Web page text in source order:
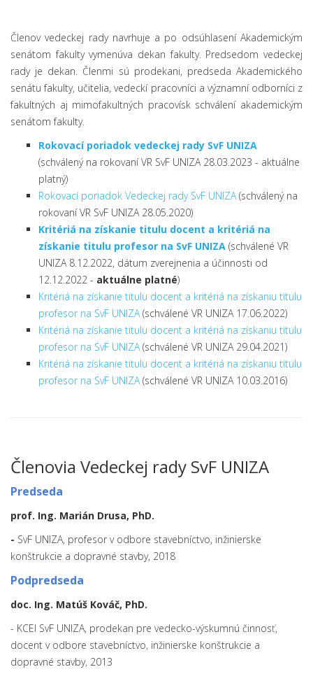
Členov vedeckej rady navrhuje a po odsúhlasení Akademickým
senátom fakulty vymenúva dekan fakulty. Predsedom vedeckej
rady je dekan. Členmi sú prodekani, predseda Akademického
senátu fakulty, učitelia, vedeckí pracovníci a významní odborníci z
fakultných aj mimofakultných pracovísk schválení akademickým
senátom fakulty.
Rokovací poriadok vedeckej rady SvF UNIZA
(schválený na rokovaní VR SvF UNIZA 28.03.2023 - aktuálne
platný)
Rokovací poriadok Vedeckej rady SvF UNIZA(schválený na
rokovaní VR SvF UNIZA 28.05.2020)
Kritériá na získanie titulu docent a kritériá na
získanie titulu profesor na SvF UNIZA (schválené VR
UNIZA 8.12.2022, dátum zverejnenia a účinnosti od
12.12.2022 - aktuálne platné)
Kritériá na získanie titulu docent a kritériá na získaniu titulu
profesor na SvF UNIZA(schválené VR UNIZA 17.06.2022)
Kritériá na získanie titulu docent a kritériá na získaniu titulu
profesor na SvF UNIZA(schválené VR UNIZA 29.04.2021)
Kritériá na získanie titulu docent a kritériá na získaniu titulu
profesor na SvF UNIZA(schválené VR UNIZA 10.03.2016)
Členovia Vedeckej rady SvF UNIZA
Predseda
prof. Ing. Marián Drusa, PhD.
- SvF UNIZA, profesor v odbore stavebníctvo, inžinierske
konštrukcie a dopravné stavby, 2018
Podpredseda
doc. Ing. Matúš Kováč, PhD.
- KCEI SvF UNIZA, prodekan pre vedecko-výskumnú činnosť,
docent v odbore stavebníctvo, inžinierske konštrukcie a
dopravné stavby, 2013